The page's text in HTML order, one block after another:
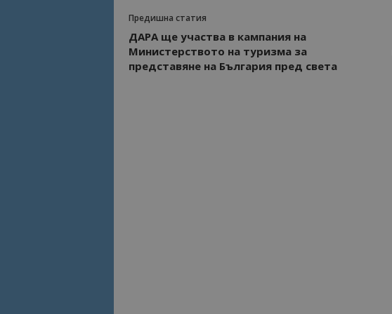
Предишна статия
ДАРА ще участва в кампания на
Министерството на туризма за
представяне на България пред света